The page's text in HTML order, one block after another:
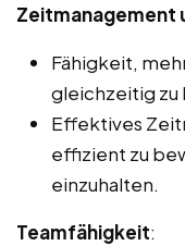
Zeitmanagement
Fähigkeit,
gleichzeitig zu
Effektives
effizient zu
einzuhalten.
Teamfähigkeit: